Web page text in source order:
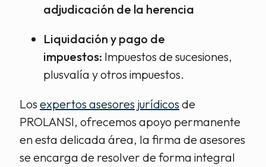
adjudicación de la herencia
Liquidación y pago de
impuestos: Impuestos de sucesiones,
plusvalía y otros impuestos.
Los expertos asesores jurídicos de
PROLANSI, ofrecemos apoyo permanente
en esta delicada área, la firma de asesores
se encarga de resolver de forma integral